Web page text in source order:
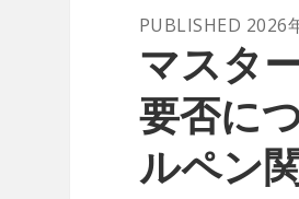
人
に
つ
い
て
去
の
PUBLISHED 2026
マスタ
要否に
ルペン